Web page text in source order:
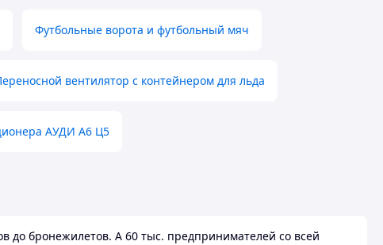
Футбольные ворота и футбольный мяч
вентилятор с контейнером для льда
АУДИ А6 Ц5
до бронежилетов. А 60 тыс. предпринимателей со всей